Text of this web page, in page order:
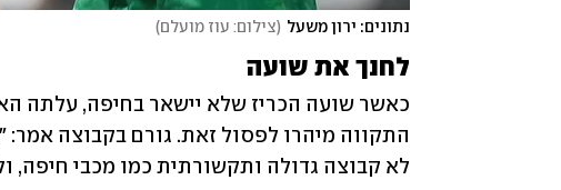
נתונים: ירון משעל (צילום: עוז מועלם )
לחנך את שועה
לא קבוצה גדולה ותקשורתית כמו מכבי חיפה,